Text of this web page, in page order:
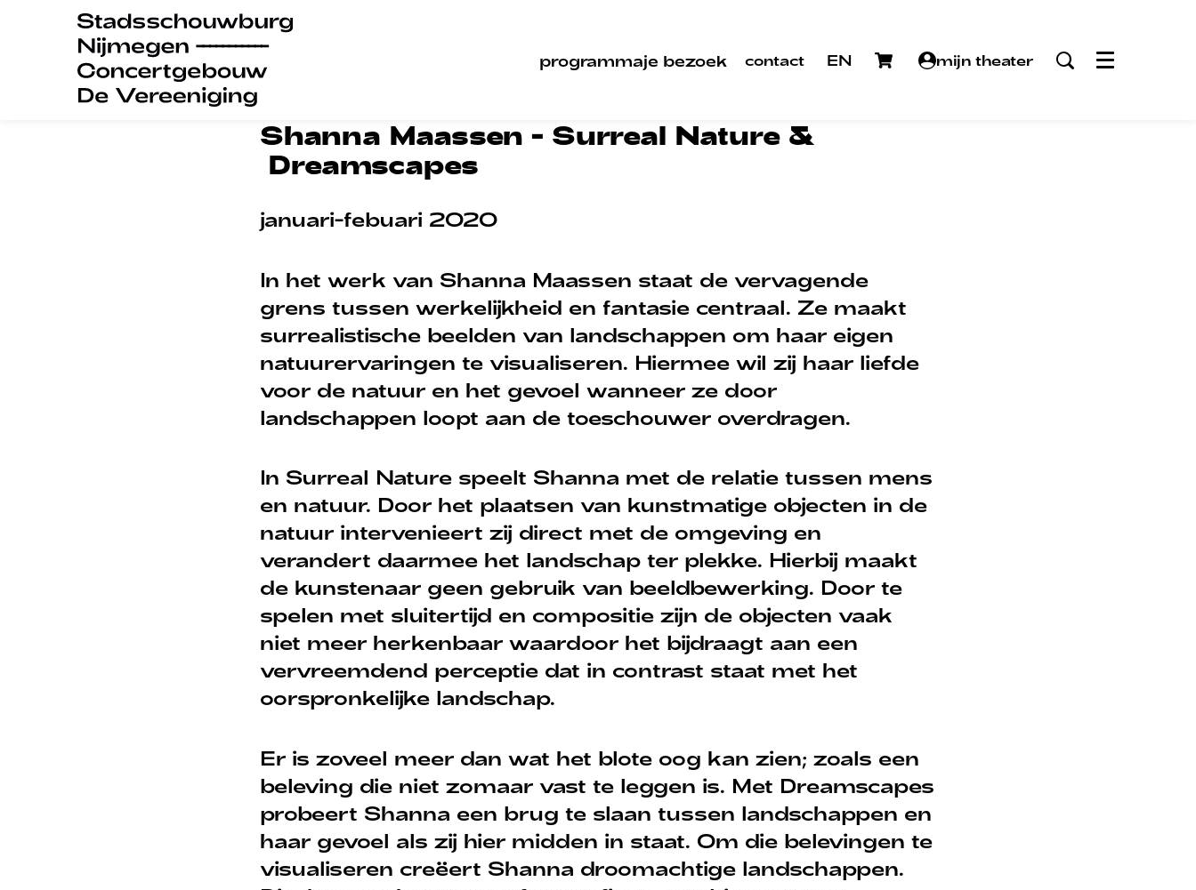
programmaje bezoek contact EN mijn theater Menu
Shanna Maassen - Surreal Nature &
Dreamscapes
januari-febuari 2020
In het werk van Shanna Maassen staat de vervagende
grens tussen werkelijkheid en fantasie centraal. Ze maakt
surrealistische beelden van landschappen om haar eigen
natuurervaringen te visualiseren. Hiermee wil zij haar liefde
voor de natuur en het gevoel wanneer ze door
landschappen loopt aan de toeschouwer overdragen.
In Surreal Nature speelt Shanna met de relatie tussen mens
en natuur. Door het plaatsen van kunstmatige objecten in de
natuur intervenieert zij direct met de omgeving en
verandert daarmee het landschap ter plekke. Hierbij maakt
de kunstenaar geen gebruik van beeldbewerking. Door te
spelen met sluitertijd en compositie zijn de objecten vaak
niet meer herkenbaar waardoor het bijdraagt aan een
vervreemdend perceptie dat in contrast staat met het
oorspronkelijke landschap.
Er is zoveel meer dan wat het blote oog kan zien; zoals een
beleving die niet zomaar vast te leggen is. Met Dreamscapes
probeert Shanna een brug te slaan tussen landschappen en
haar gevoel als zij hier midden in staat. Om die belevingen te
visualiseren creëert Shanna droomachtige landschappen.